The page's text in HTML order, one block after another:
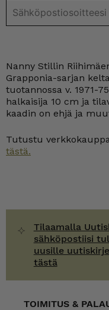
Nanny Stillin
Grapponia-sarjan
tuotannossa v. 1971-
halkaisija 10 cm ja
kaadin on ehjä ja
Tutustu
tästä.
Tilaamalla
sähköpostiisi
uusille
tästä
TOIMITUS &